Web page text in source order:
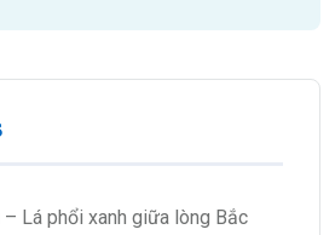
Lá phổi xanh giữa lòng Bắc